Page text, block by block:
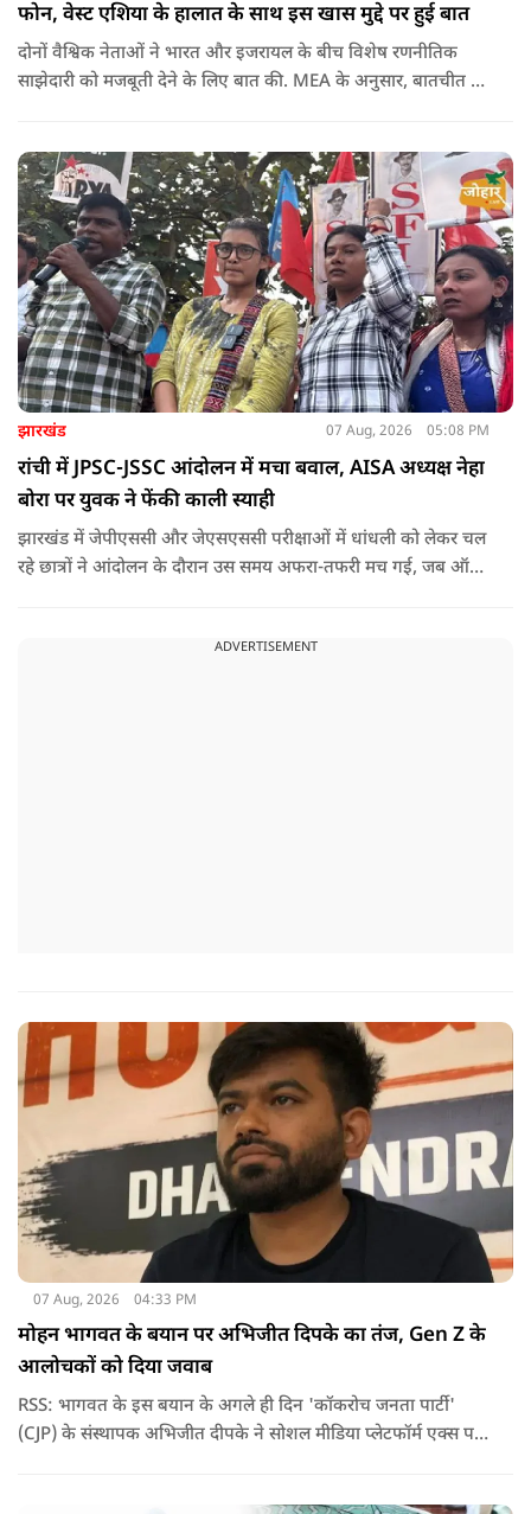
फोन, वेस्ट एशिया के हालात के साथ इस खास मुद्दे पर हुई बात
दोनों वैश्विक नेताओं ने भारत और इजरायल के बीच विशेष रणनीतिक
साझेदारी को मजबूती देने के ल‍िए बात की. MEA के अनुसार, बातचीत की
झारखंड 07 Aug, 2026 05:08 PM
रांची में JPSC-JSSC आंदोलन में मचा बवाल, AISA अध्यक्ष नेहा
बोरा पर युवक ने फेंकी काली स्याही
झारखंड में जेपीएससी और जेएसएससी परीक्षाओं में धांधली को लेकर चल
रहे छात्रों ने आंदोलन के दौरान उस समय अफरा-तफरी मच गई, जब ऑल
ADVERTISEMENT
07 Aug, 2026 04:33 PM
मोहन भागवत के बयान पर अभिजीत दिपके का तंज, Gen Z के
आलोचकों को दिया जवाब
RSS: भागवत के इस बयान के अगले ही दिन 'कॉकरोच जनता पार्टी'
(CJP) के संस्थापक अभिजीत दीपके ने सोशल मीडिया प्लेटफॉर्म एक्स पर